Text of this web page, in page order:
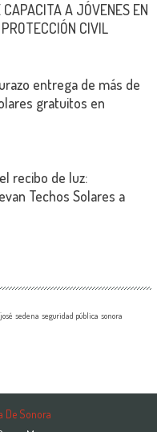
A JÓVENES EN
CIVIL
entrega de más de
gratuitos en
recibo de luz:
Techos Solares a
sedena seguridad pública sonora
De Sonora